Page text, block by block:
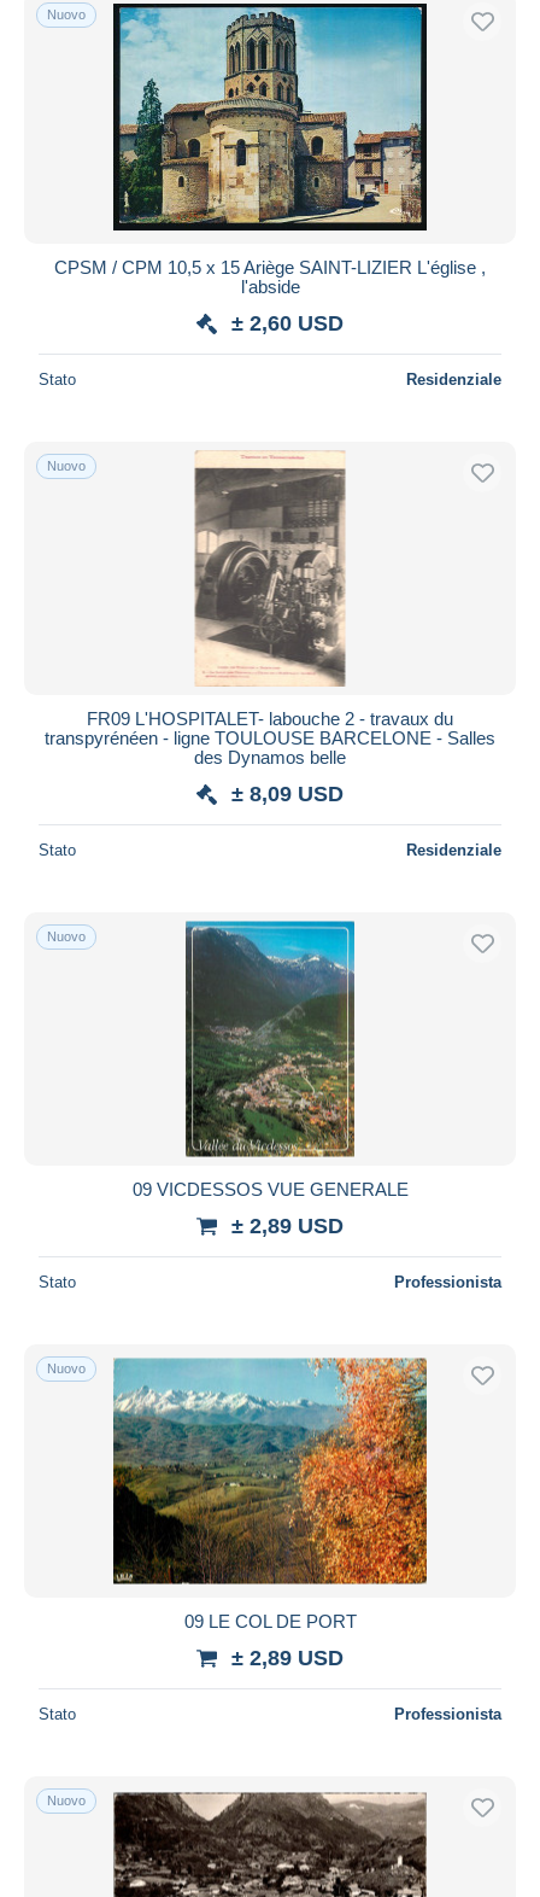
Nuovo
CPSM / CPM 10,5 x 15 Ariège SAINT-LIZIER L'église ,
l'abside
± 2,60 USD
Stato Residenziale
Nuovo
FR09 L'HOSPITALET- labouche 2 - travaux du
transpyrénéen - ligne TOULOUSE BARCELONE - Salles
des Dynamos belle
± 8,09 USD
Stato Residenziale
Nuovo
09 VICDESSOS VUE GENERALE
± 2,89 USD
Stato Professionista
Nuovo
09 LE COL DE PORT
± 2,89 USD
Stato Professionista
Nuovo